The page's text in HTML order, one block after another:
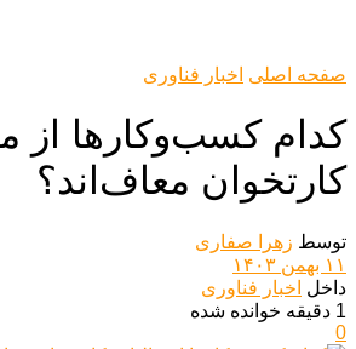
صفحه اصلی اخبار فناوری
کدام کسب‌وکارها از
کارتخوان معاف‌اند؟
توسط زهرا صفاری
۱۱ بهمن ۱۴۰۳
داخل اخبار فناوری
1 دقیقه خوانده شده
0